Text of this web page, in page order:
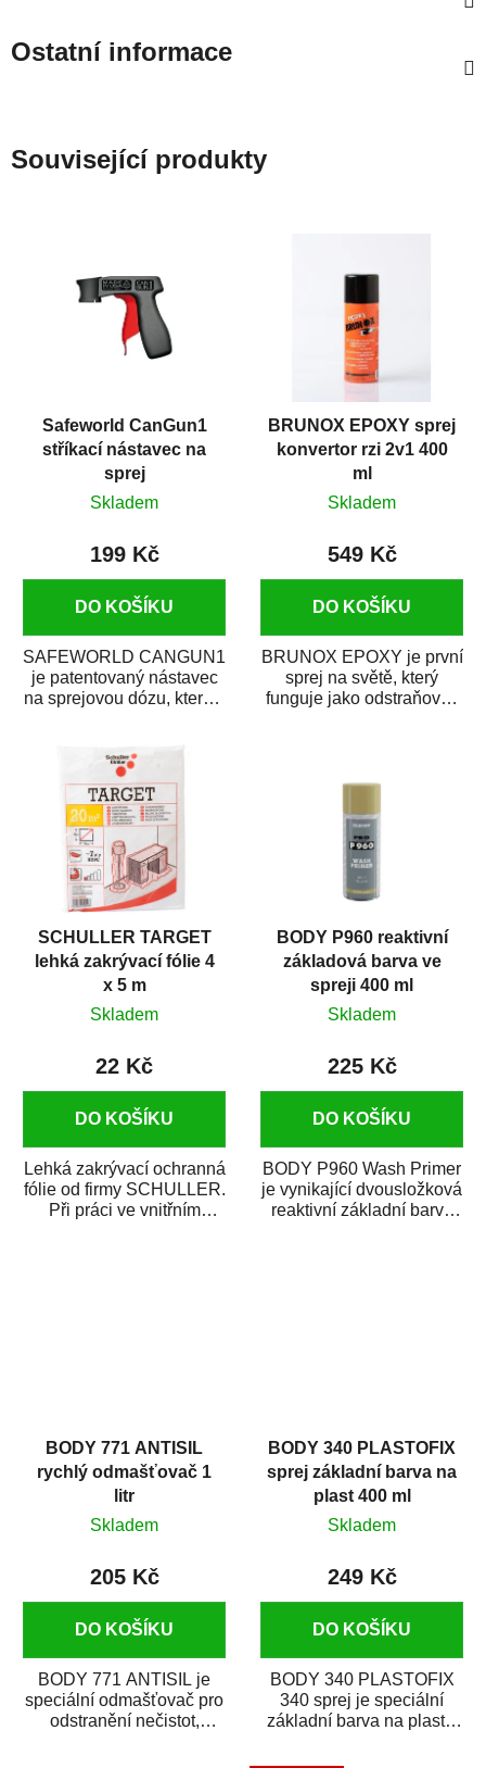
Ostatní informace
Související produkty
Safeworld CanGun1
stříkací nástavec na
sprej
Skladem
199 Kč
DO KOŠÍKU
SAFEWORLD CANGUN1
je patentovaný nástavec
na sprejovou dózu, který ji
BRUNOX EPOXY sprej
konvertor rzi 2v1 400
ml
Skladem
549 Kč
DO KOŠÍKU
BRUNOX EPOXY je první
sprej na světě, který
funguje jako odstraňovač
SCHULLER TARGET
lehká zakrývací fólie 4
x 5 m
Skladem
22 Kč
DO KOŠÍKU
Lehká zakrývací ochranná
fólie od firmy SCHULLER.
Při práci ve vnitřním
BODY P960 reaktivní
základová barva ve
spreji 400 ml
Skladem
225 Kč
DO KOŠÍKU
BODY P960 Wash Primer
je vynikající dvousložková
reaktivní základní barva
BODY 771 ANTISIL
rychlý odmašťovač 1
litr
Skladem
205 Kč
DO KOŠÍKU
BODY 771 ANTISIL je
speciální odmašťovač pro
odstranění nečistot,
BODY 340 PLASTOFIX
sprej základní barva na
plast 400 ml
Skladem
249 Kč
DO KOŠÍKU
BODY 340 PLASTOFIX
340 sprej je speciální
základní barva na plasty,
vrchních...